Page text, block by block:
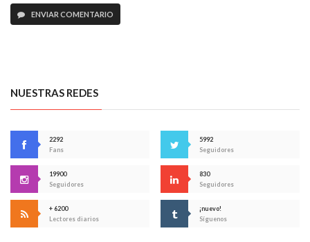
ENVIAR COMENTARIO
NUESTRAS REDES
2292
Fans
5992
Seguidores
19900
Seguidores
830
Seguidores
+ 6200
Lectores diarios
¡nuevo!
Síguenos